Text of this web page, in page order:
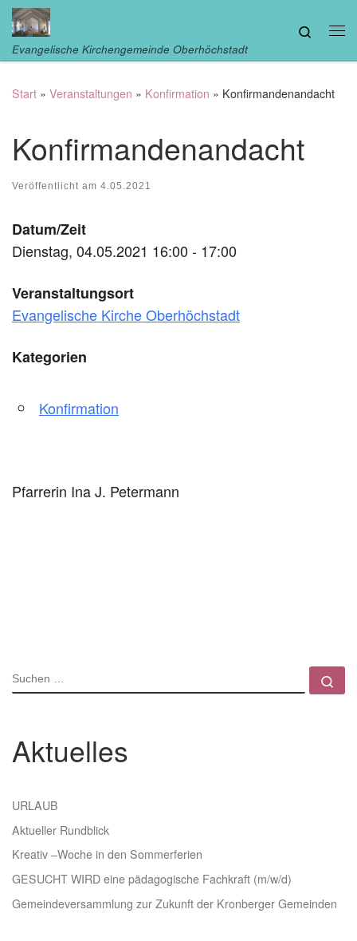
Zum Inhalt springen
Evangelische Kirchengemeinde Oberhöchstadt
Search
Start » Veranstaltungen » Konfirmation » Konfirmandenandacht
Konfirmandenandacht
Veröffentlicht am 4.05.2021
Datum/Zeit
Dienstag, 04.05.2021 16:00 - 17:00
Veranstaltungsort
Evangelische Kirche Oberhöchstadt
Kategorien
Konfirmation
Pfarrerin Ina J. Petermann
SUCHE
Aktuelles
URLAUB
Aktueller Rundblick
Kreativ –Woche in den Sommerferien
GESUCHT WIRD eine pädagogische Fachkraft (m/w/d)
Gemeindeversammlung zur Zukunft der Kronberger Gemeinden